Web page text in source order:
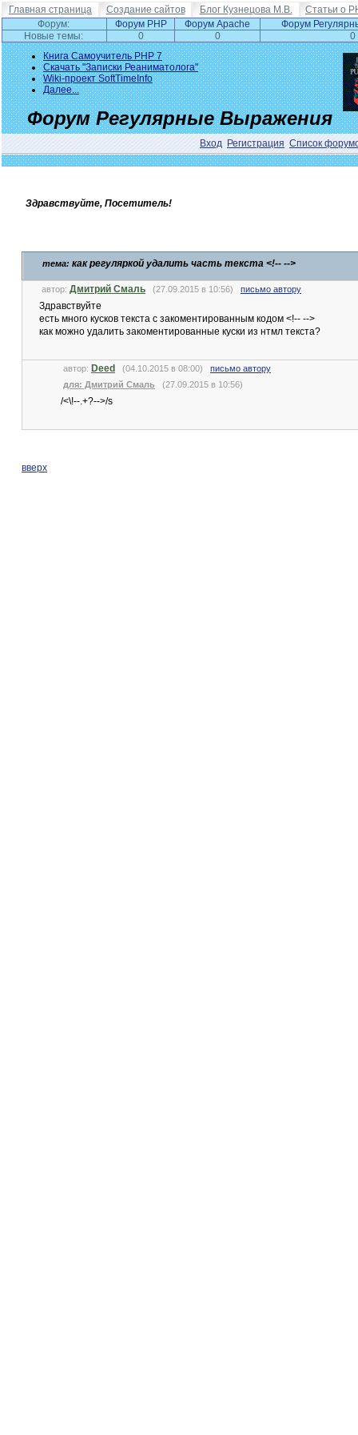
Главная страница Создание сайтов Блог Кузнецова М.В.
Статьи о
Форум:
Форум PHP Форум Apache
Форум
Новые темы:
0 0
0
Книга Самоучитель PHP 7
Скачать "Записки Реаниматолога"
Wiki-проект SoftTimeInfo
Далее...
Форум Регулярные Выражения
Вход Регистрация Список
Здравствуйте, Посетитель!
тема: как регуляркой удалить часть текста <!-- -->
автор: Дмитрий Смаль (27.09.2015 в 10:56) письмо автору
Здравствуйте
есть много кусков текста с закоментированным кодом <!-- -->
как можно удалить закоментированные куски из нтмл текста?
автор: Deed (04.10.2015 в 08:00) письмо автору
для: Дмитрий Смаль (27.09.2015 в 10:56)
/<\!--.+?-->/s
вверх